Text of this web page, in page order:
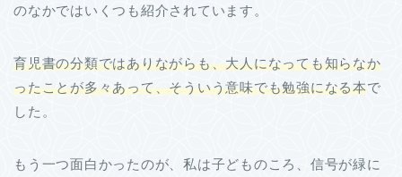
のなかではいくつも紹介されています。
育児書の分類ではありながらも、大人になっても知らなか
ったことが多々あって、そういう意味でも勉強になる本で
した。
もう一つ面白かったのが、私は子どものころ、信号が緑に